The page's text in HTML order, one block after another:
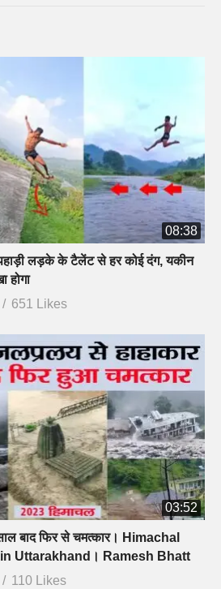
08:38
लड़के के टैलेंट से हर कोई दंग, यकीन
होगा
651 Likes
03:52
बाद फिर से चमत्कार। Himachal
Uttarakhand। Ramesh Bhatt
110 Likes